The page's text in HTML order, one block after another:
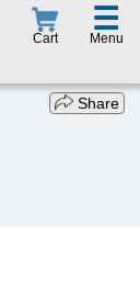
Cart
☰
Menu
Share